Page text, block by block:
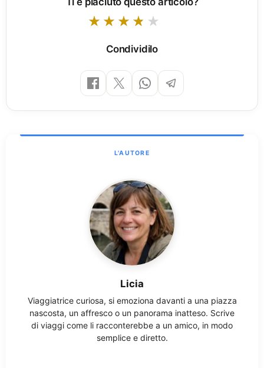
Condividilo
Licia
Viaggiatrice curiosa, si emoziona davanti a una piazza
nascosta, un affresco o un panorama inatteso. Scrive
di viaggi come li racconterebbe a un amico, in modo
semplice e diretto.